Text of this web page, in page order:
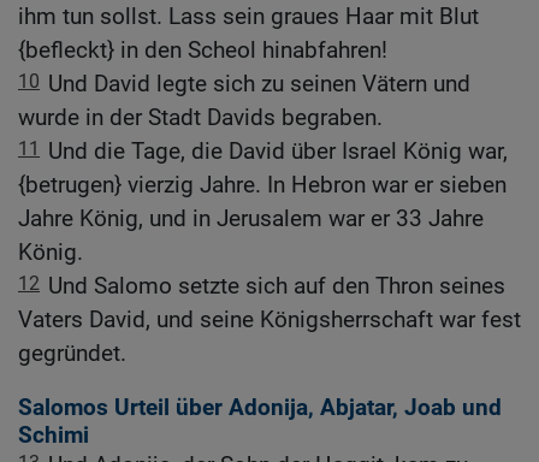
ihm tun sollst. Lass sein graues Haar mit Blut
{befleckt} in den Scheol hinabfahren!
10 Und David legte sich zu seinen Vätern und
wurde in der Stadt Davids begraben.
11 Und die Tage, die David über Israel König war,
{betrugen} vierzig Jahre. In Hebron war er sieben
Jahre König, und in Jerusalem war er 33 Jahre
König.
12 Und Salomo setzte sich auf den Thron seines
Vaters David, und seine Königsherrschaft war fest
gegründet.
Salomos Urteil über Adonija, Abjatar, Joab und
Schimi